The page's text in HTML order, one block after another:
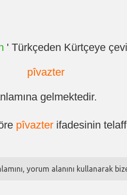
' Türkçeden Kürtçeye
pîvazter
gelmektedir.
pîvazterifadesinin
yorum alanını kullanarak